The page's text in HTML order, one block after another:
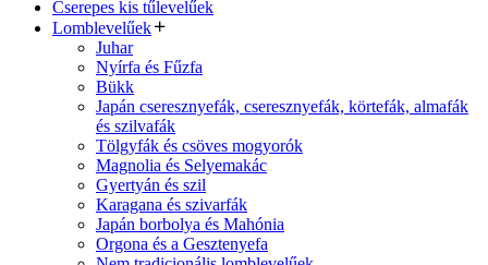
Cserepes kis tűlevelűek
Lomblevelűek
Juhar
Nyírfa és Fűzfa
Bükk
Japán cseresznyefák, cseresznyefák, körtefák, almafák
és szilvafák
Tölgyfák és csöves mogyorók
Magnolia és Selyemakác
Gyertyán és szil
Karagana és szivarfák
Japán borbolya és Mahónia
Orgona és a Gesztenyefa